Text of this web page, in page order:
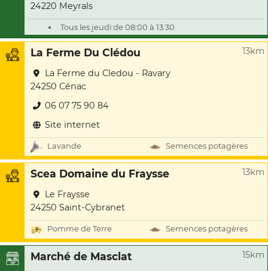
24220 Meyrals
Tous les jeudi de 08:00 à 13:30
La Ferme Du Clédou 13km
La Ferme du Cledou - Ravary
24250 Cénac
06 07 75 90 84
Site internet
Lavande Semences potagères
Scea Domaine du Fraysse 13km
Le Fraysse
24250 Saint-Cybranet
Pomme de Terre Semences potagères
Marché de Masclat 15km